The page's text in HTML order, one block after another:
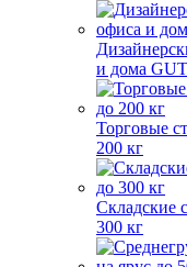
и дома
Торговые
200 кг
Складские
300 кг